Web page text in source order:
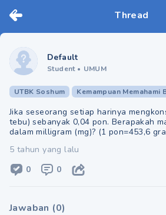
Thread
Default
Student • UMUM
UTBK Soshum Kemampuan Memahami
Jika seseorang setiap harinya
tebu) sebanyak 0,04 pon. Berapakah
dalam milligram (mg)? (1 pon=453,6
5 tahun yang lalu
0
0
Jawaban (0)